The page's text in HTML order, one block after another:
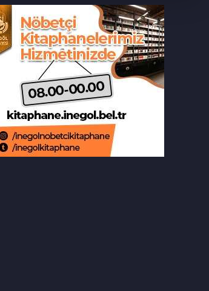
Biba müjdeyi verdi: Bu ay hizmete
açılıyor
Bursa'da lastik tamirhanesi küle
döndü
Bursa'da ilklerin festivalinde çocuklar
şen kahkahalar attı